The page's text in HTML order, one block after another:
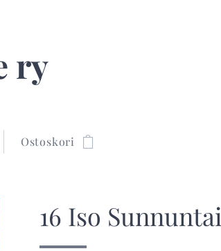
ry
Ostoskori
16 Iso Sunnuntai